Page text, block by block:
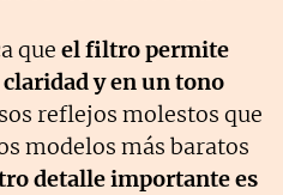
que el filtro permite
y en un tono
reflejos molestos que
modelos más baratos
detalle importante es